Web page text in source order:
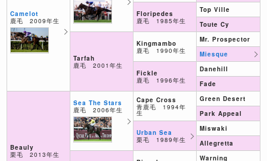
Camelot
鹿毛 2009年生
Beauly
栗毛 2013年生
Tarfah
鹿毛 2001年生
Sea The Stars
鹿毛 2006年生
Floripedes
鹿毛 1985年生
Kingmambo
鹿毛 1990年生
Fickle
鹿毛 1996年生
Cape Cross
青鹿毛 1994年
生
Urban Sea
栗毛 1989年生
Top Ville
Toute Cy
Mr. Prospector
Miesque
Danehill
Fade
Green Desert
Park Appeal
Miswaki
Allegretta
Warning